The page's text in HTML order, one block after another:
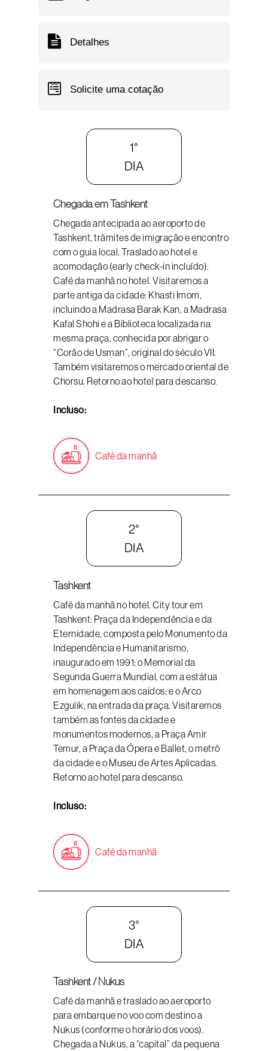
Detalhes
Solicite uma cotação
1°
DIA
Chegada em Tashkent
Chegada antecipada ao aeroporto de
Tashkent, trâmites de imigração e encontro
com o guia local. Traslado ao hotel e
acomodação (early check-in incluído).
Café da manhã no hotel. Visitaremos a
parte antiga da cidade: Khasti Imom,
incluindo a Madrasa Barak Kan, a Madrasa
Kafal Shohi e a Biblioteca localizada na
mesma praça, conhecida por abrigar o
“Corão de Usman”, original do século VII.
Também visitaremos o mercado oriental de
Chorsu. Retorno ao hotel para descanso.
Incluso:
Café da manhã
2°
DIA
Tashkent
Café da manhã no hotel. City tour em
Tashkent: Praça da Independência e da
Eternidade, composta pelo Monumento da
Independência e Humanitarismo,
inaugurado em 1991; o Memorial da
Segunda Guerra Mundial, com a estátua
em homenagem aos caídos; e o Arco
Ezgulik, na entrada da praça. Visitaremos
também as fontes da cidade e
monumentos modernos, a Praça Amir
Temur, a Praça da Ópera e Ballet, o metrô
da cidade e o Museu de Artes Aplicadas.
Retorno ao hotel para descanso.
Incluso:
Café da manhã
3°
DIA
Tashkent / Nukus
Café da manhã e traslado ao aeroporto
para embarque no voo com destino a
Nukus (conforme o horário dos voos).
Chegada a Nukus, a “capital” da pequena